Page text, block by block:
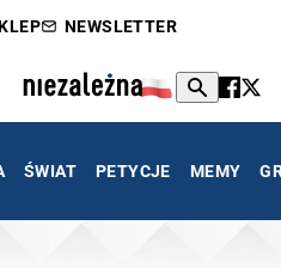
NEWSLETTER
ŚWIAT PETYCJE MEMY